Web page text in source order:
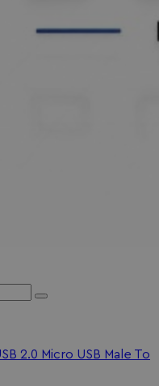
2.0 Micro USB Male To